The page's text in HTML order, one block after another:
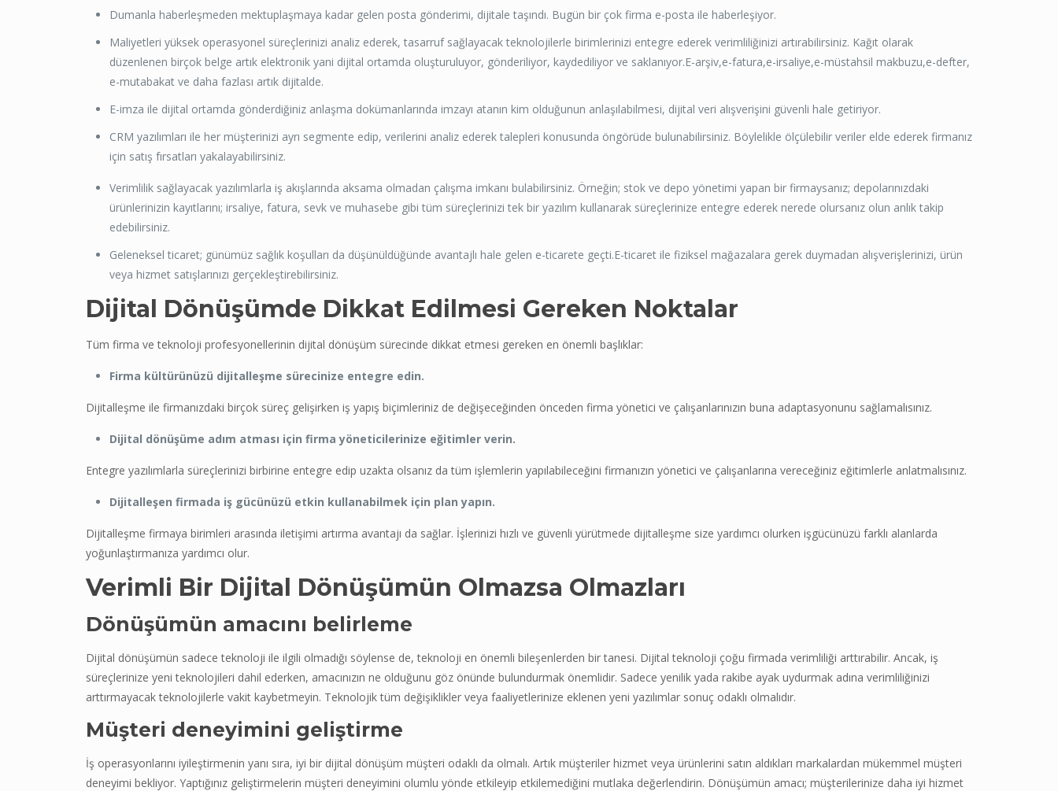
Dumanla haberleşmeden mektuplaşmaya kadar gelen posta gönderimi, dijitale taşındı. Bugün bir çok firma e-posta ile haberleşiyor.
Maliyetleri yüksek operasyonel süreçlerinizi analiz ederek, tasarruf sağlayacak teknolojilerle birimlerinizi entegre ederek verimliliğinizi artırabilirsiniz. Kağıt olarak
düzenlenen birçok belge artık elektronik yani dijital ortamda oluşturuluyor, gönderiliyor, kaydediliyor ve saklanıyor.E-arşiv,e-fatura,e-irsaliye,e-müstahsil makbuzu,e-defter,
e-mutabakat ve daha fazlası artık dijitalde.
E-imza ile dijital ortamda gönderdiğiniz anlaşma dokümanlarında imzayı atanın kim olduğunun anlaşılabilmesi, dijital veri alışverişini güvenli hale getiriyor.
CRM yazılımları ile her müşterinizi ayrı segmente edip, verilerini analiz ederek talepleri konusunda öngörüde bulunabilirsiniz. Böylelikle ölçülebilir veriler elde ederek firmanız
için satış fırsatları yakalayabilirsiniz.
Verimlilik sağlayacak yazılımlarla iş akışlarında aksama olmadan çalışma imkanı bulabilirsiniz. Örneğin; stok ve depo yönetimi yapan bir firmaysanız; depolarınızdaki
ürünlerinizin kayıtlarını; irsaliye, fatura, sevk ve muhasebe gibi tüm süreçlerinizi tek bir yazılım kullanarak süreçlerinize entegre ederek nerede olursanız olun anlık takip
edebilirsiniz.
Geleneksel ticaret; günümüz sağlık koşulları da düşünüldüğünde avantajlı hale gelen e-ticarete geçti.E-ticaret ile fiziksel mağazalara gerek duymadan alışverişlerinizi, ürün
veya hizmet satışlarınızı gerçekleştirebilirsiniz.
Dijital Dönüşümde Dikkat Edilmesi Gereken Noktalar
Tüm firma ve teknoloji profesyonellerinin dijital dönüşüm sürecinde dikkat etmesi gereken en önemli başlıklar:
Firma kültürünüzü dijitalleşme sürecinize entegre edin.
Dijitalleşme ile firmanızdaki birçok süreç gelişirken iş yapış biçimleriniz de değişeceğinden önceden firma yönetici ve çalışanlarınızın buna adaptasyonunu sağlamalısınız.
Dijital dönüşüme adım atması için firma yöneticilerinize eğitimler verin.
Entegre yazılımlarla süreçlerinizi birbirine entegre edip uzakta olsanız da tüm işlemlerin yapılabileceğini firmanızın yönetici ve çalışanlarına vereceğiniz eğitimlerle anlatmalısınız.
Dijitalleşen firmada iş gücünüzü etkin kullanabilmek için plan yapın.
Dijitalleşme firmaya birimleri arasında iletişimi artırma avantajı da sağlar. İşlerinizi hızlı ve güvenli yürütmede dijitalleşme size yardımcı olurken işgücünüzü farklı alanlarda
yoğunlaştırmanıza yardımcı olur.
Verimli Bir Dijital Dönüşümün Olmazsa Olmazları
Dönüşümün amacını belirleme
Dijital dönüşümün sadece teknoloji ile ilgili olmadığı söylense de, teknoloji en önemli bileşenlerden bir tanesi. Dijital teknoloji çoğu firmada verimliliği arttırabilir. Ancak, iş
süreçlerinize yeni teknolojileri dahil ederken, amacınızın ne olduğunu göz önünde bulundurmak önemlidir. Sadece yenilik yada rakibe ayak uydurmak adına verimliliğinizi
arttırmayacak teknolojilerle vakit kaybetmeyin. Teknolojik tüm değişiklikler veya faaliyetlerinize eklenen yeni yazılımlar sonuç odaklı olmalıdır.
Müşteri deneyimini geliştirme
İş operasyonlarını iyileştirmenin yanı sıra, iyi bir dijital dönüşüm müşteri odaklı da olmalı. Artık müşteriler hizmet veya ürünlerini satın aldıkları markalardan mükemmel müşteri
deneyimi bekliyor. Yaptığınız geliştirmelerin müşteri deneyimini olumlu yönde etkileyip etkilemediğini mutlaka değerlendirin. Dönüşümün amacı; müşterilerinize daha iyi hizmet